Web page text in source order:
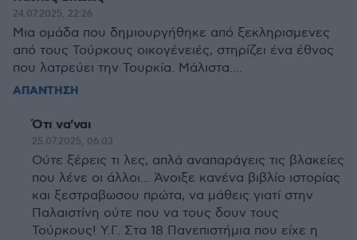
24.07.2025, 22:26
Μια ομάδα που δημιουργήθηκε από ξεκληρισμενες
από τους Τούρκους οικογένειές, στηρίζει ένα έθνος
που λατρεύει την Τουρκία. Μάλιστα....
ΑΠΑΝΤΗΣΗ
Ότι να'ναι
25.07.2025, 06:03
Ούτε ξέρεις τι λες, απλά αναπαράγεις τις βλακείες
που λένε οι άλλοι... Άνοιξε κανένα βιβλίο ιστορίας
και ξεστραβωσου πρώτα, να μάθεις γιατί στην
Παλαιστίνη ούτε που να τους δουν τους
Τούρκους! Υ.Γ. Στα 18 Πανεπιστήμια που είχε η